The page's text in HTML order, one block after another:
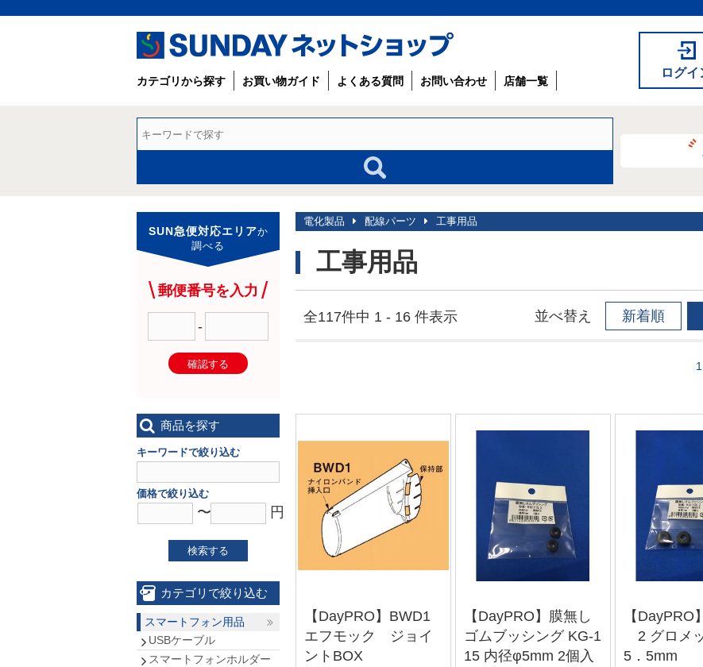
ログイ
カテゴリから探す お買い物ガイド よくある質問 お問い合わせ 店舗一覧
電化製品 配線パーツ 工事用品
工事用品
全117件中 1 - 16 件表示 並べ替え 新着順
1
【DayPRO】BWD1
エフモック ジョイ
ントBOX
【DayPRO】膜無し
ゴムブッシング KG-1
15 内径φ5mm 2個入
【DayPRO
2 グロメ
5．5mm
SUN急便対応エリアか
調べる
郵便番号を入力
-
確認する
商品を探す
キーワードで絞り込む
価格で絞り込む
〜 円
検索する
カテゴリで絞り込む
スマートフォン用品
USBケーブル
スマートフォンホルダー